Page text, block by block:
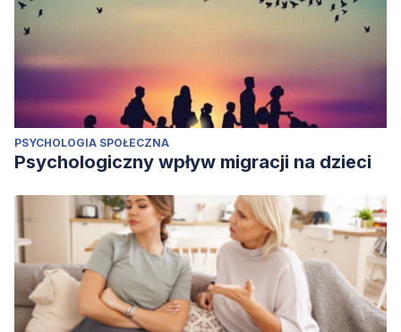
PSYCHOLOGIA SPOŁECZNA
Psychologiczny wpływ migracji na dzieci